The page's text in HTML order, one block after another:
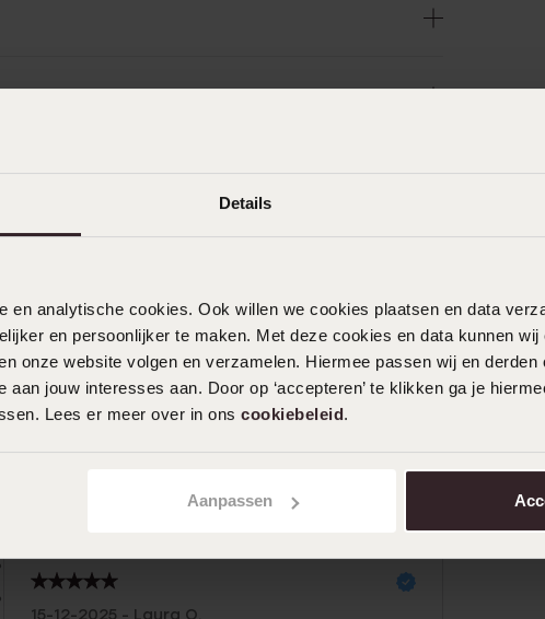
Details
en analytische cookies. Ook willen we cookies plaatsen en data
en persoonlijker te maken. Met deze cookies en data kunnen wij
onze website volgen en verzamelen. Hiermee passen wij en derden
aan jouw interesses aan. Door op ‘accepteren’ te klikken ga je
Lees er meer over in ons cookiebeleid.
Aanpassen
Filter
15-12-2025 - Laura O.